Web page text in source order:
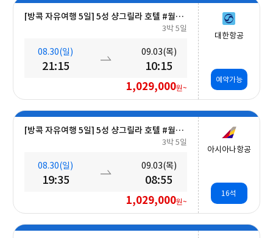
[방콕 자유여행 5일] 5성 샹그릴라 호텔 #월드체인 #차오프라야강변 #조식포함 #호캉스 #도심접근성
3박 5일
08.30(일)
21:15
09.03(목)
10:15
1,029,000원~
대한항공
예약가능
[방콕 자유여행 5일] 5성 샹그릴라 호텔 #월드체인 #차오프라야강변 #조식포함 #호캉스 #도심접근성
3박 5일
08.30(일)
19:35
09.03(목)
08:55
1,029,000원~
아시아나항공
16석